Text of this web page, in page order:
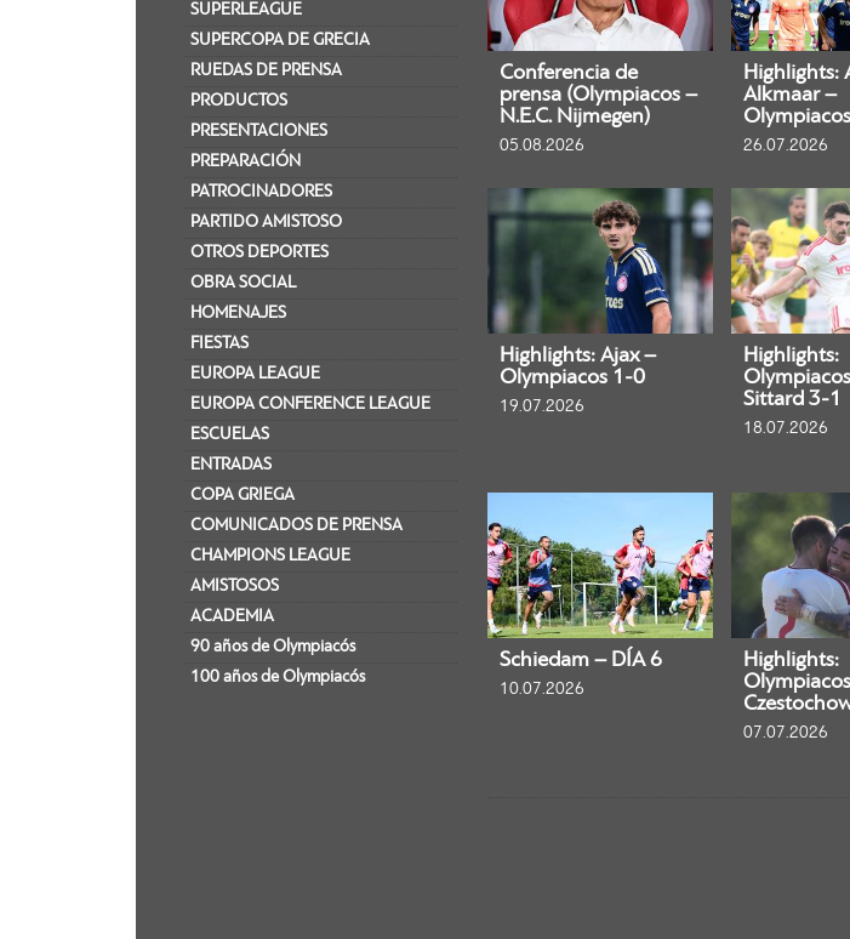
SUPERLEAGUE
SUPERCOPA DE GRECIA​
RUEDAS DE PRENSA
PRODUCTOS
PRESENTACIONES
PREPARACIÓN
PATROCINADORES
PARTIDO AMISTOSO
OTROS DEPORTES
OBRA SOCIAL
HOMENAJES
FIESTAS
EUROPA LEAGUE
EUROPA CONFERENCE LEAGUE
ESCUELAS
ENTRADAS
COPA GRIEGA
COMUNICADOS DE PRENSA
CHAMPIONS LEAGUE
AMISTOSOS
ACADEMIA
90 años de Olympiacós
100 años de Olympiacós
Conferencia de
prensa (Olympiacos –
N.E.C. Nijmegen)
05.08.2026
Highlights:
Alkmaar –
26.07.2026
Highlights: Ajax –
Olympiacos 1-0
19.07.2026
Highlights:
Sittard 3-1
18.07.2026
Schiedam – DÍA 6
10.07.2026
Highlights:
07.07.2026